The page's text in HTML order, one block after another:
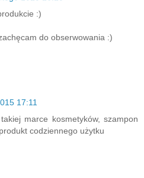
:)
do obserwowania :)
17:11
marce kosmetyków, szampon
codziennego użytku